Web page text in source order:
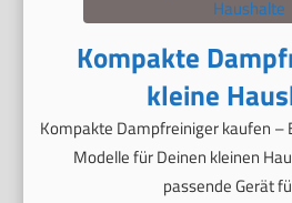
Kompakte
kleine
Kompakte Dampfreiniger kaufen –
Modelle für Deinen kleinen
passende Gerät